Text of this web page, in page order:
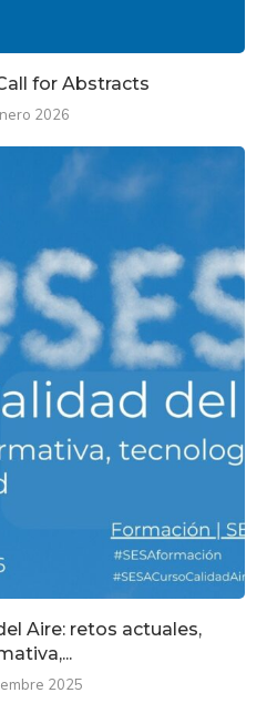
for Abstracts
2026
Aire: retos actuales,
2025